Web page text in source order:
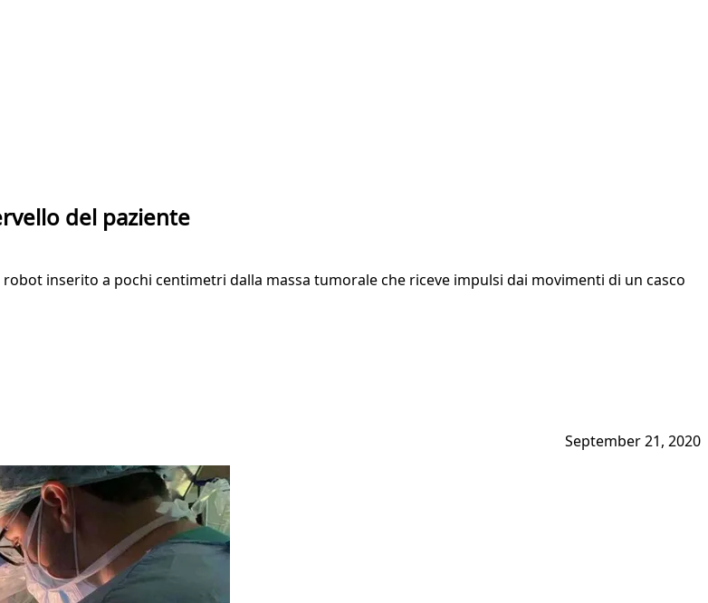
del paziente
inserito a pochi centimetri dalla massa tumorale che riceve impulsi dai movimenti di un casco
September 21, 2020